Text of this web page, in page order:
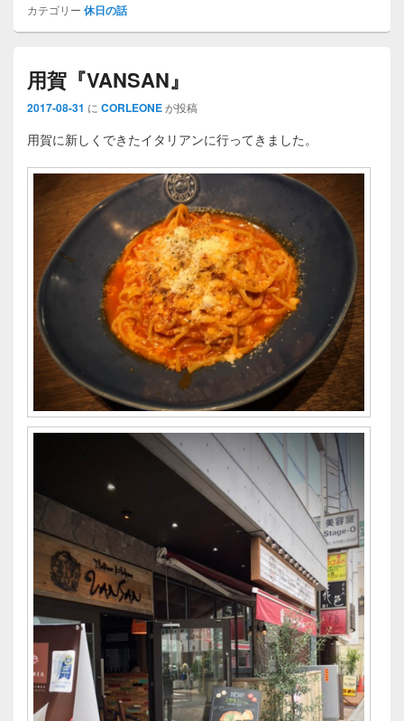
カテゴリー 休日の話
用賀『VANSAN』
2017-08-31 に CORLEONEが投稿
用賀に新しくできたイタリアンに行ってきました。